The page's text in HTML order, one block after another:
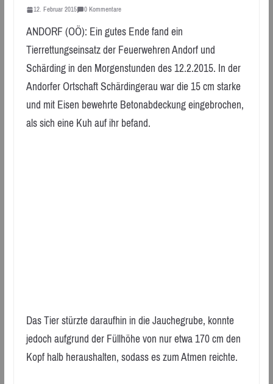
12. Februar 2015 0 Kommentare
ANDORF (OÖ): Ein gutes Ende fand ein
Tierrettungseinsatz der Feuerwehren Andorf und
Schärding in den Morgenstunden des 12.2.2015. In der
Andorfer Ortschaft Schärdingerau war die 15 cm starke
und mit Eisen bewehrte Betonabdeckung eingebrochen,
als sich eine Kuh auf ihr befand.
Das Tier stürzte daraufhin in die Jauchegrube, konnte
jedoch aufgrund der Füllhöhe von nur etwa 170 cm den
Kopf halb heraushalten, sodass es zum Atmen reichte.